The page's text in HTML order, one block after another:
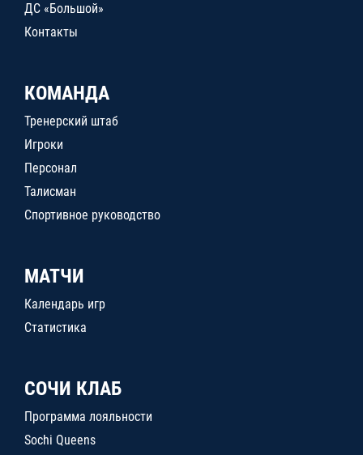
ДС «Большой»
Контакты
КОМАНДА
Тренерский штаб
Игроки
Персонал
Талисман
Спортивное руководство
МАТЧИ
Календарь игр
Статистика
СОЧИ КЛАБ
Программа лояльности
Sochi Queens